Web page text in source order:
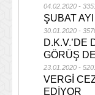
04.02.2020 -
ŞUBAT
30.01.2020 -
D.K.V.’DE
GÖRÜŞ
23.01.2020 -
VERGİ
EDİYOR